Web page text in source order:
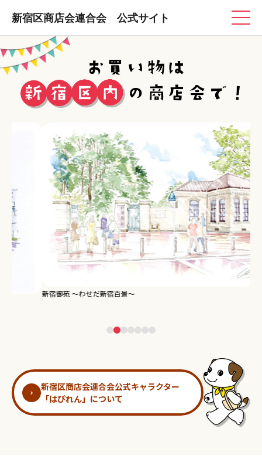
新宿区商店会連合会 公式サイト
新宿御苑 ～わせだ新宿百景～
新宿区商店会連合会公式キャラクター
「はぴれん」について